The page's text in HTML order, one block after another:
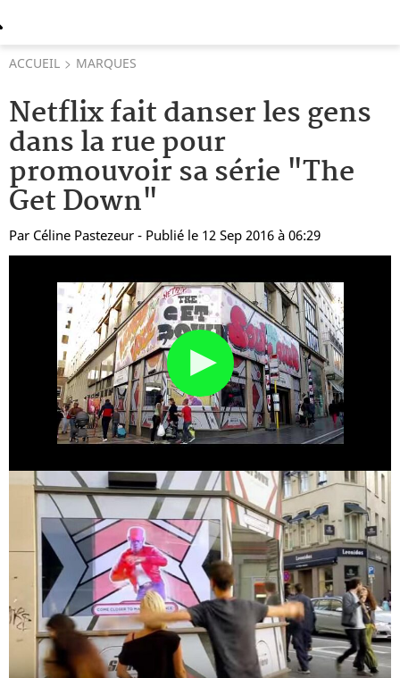
ACCUEIL MARQUES
Netflix fait danser les gens
dans la rue pour
promouvoir sa série "The
Get Down"
Par Céline Pastezeur - Publié le 12 Sep 2016 à 06:29